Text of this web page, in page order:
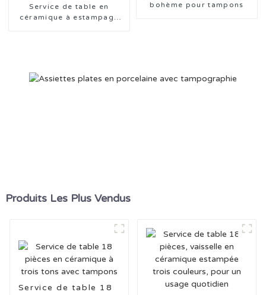
Service de table en
céramique à estampage
bohème pour tampons
Produits Les Plus Vendus
Service de table 18